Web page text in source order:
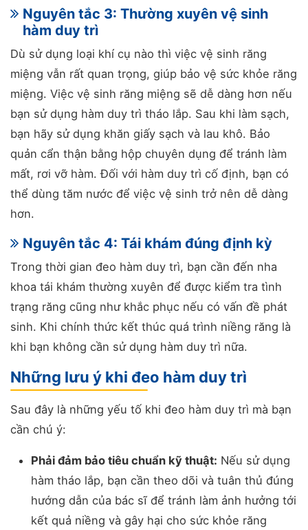
Nguyên tắc 3: Thường xuyên vệ sinh
hàm duy trì
Dù sử dụng loại khí cụ nào thì việc vệ sinh răng
miệng vẫn rất quan trọng, giúp bảo vệ sức khỏe răng
miệng. Việc vệ sinh răng miệng sẽ dễ dàng hơn nếu
bạn sử dụng hàm duy trì tháo lắp. Sau khi làm sạch,
bạn hãy sử dụng khăn giấy sạch và lau khô. Bảo
quản cẩn thận bằng hộp chuyên dụng để tránh làm
mất, rơi vỡ hàm. Đối với hàm duy trì cố định, bạn có
thể dùng tăm nước để việc vệ sinh trở nên dễ dàng
hơn.
Nguyên tắc 4: Tái khám đúng định kỳ
Trong thời gian đeo hàm duy trì, bạn cần đến nha
khoa tái khám thường xuyên để được kiểm tra tình
trạng răng cũng như khắc phục nếu có vấn đề phát
sinh. Khi chính thức kết thúc quá trình niềng răng là
khi bạn không cần sử dụng hàm duy trì nữa.
Những lưu ý khi đeo hàm duy trì
Sau đây là những yếu tố khi đeo hàm duy trì mà bạn
cần chú ý:
Phải đảm bảo tiêu chuẩn kỹ thuật: Nếu sử dụng
hàm tháo lắp, bạn cần theo dõi và tuân thủ đúng
hướng dẫn của bác sĩ để tránh làm ảnh hưởng tới
kết quả niềng và gây hại cho sức khỏe răng